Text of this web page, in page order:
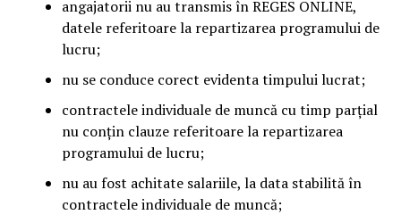
angajatorii nu au transmis în REGES ONLINE,
datele referitoare la repartizarea programului de
lucru;
nu se conduce corect evidenta timpului lucrat;
contractele individuale de muncă cu timp parțial
nu conțin clauze referitoare la repartizarea
programului de lucru;
nu au fost achitate salariile, la data stabilită în
contractele individuale de muncă;